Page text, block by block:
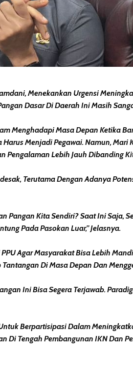
Menekankan Urgensi
Dasar Di Daerah Ini Masih
Menghadapi Masa Depan Ketika
Menjadi Pegawai. Namun,
Lebih Jauh Dibanding
Terutama Dengan Adanya
Pangan Kita Sendiri? Saat Ini Saja,
Pada Pasokan Luar,” Jelasnya.
Agar Masyarakat Bisa Lebih
Di Masa Depan Dan
Ini Bisa Segera Terjawab.
Berpartisipasi Dalam
Di Tengah Pembangunan IKN Dan